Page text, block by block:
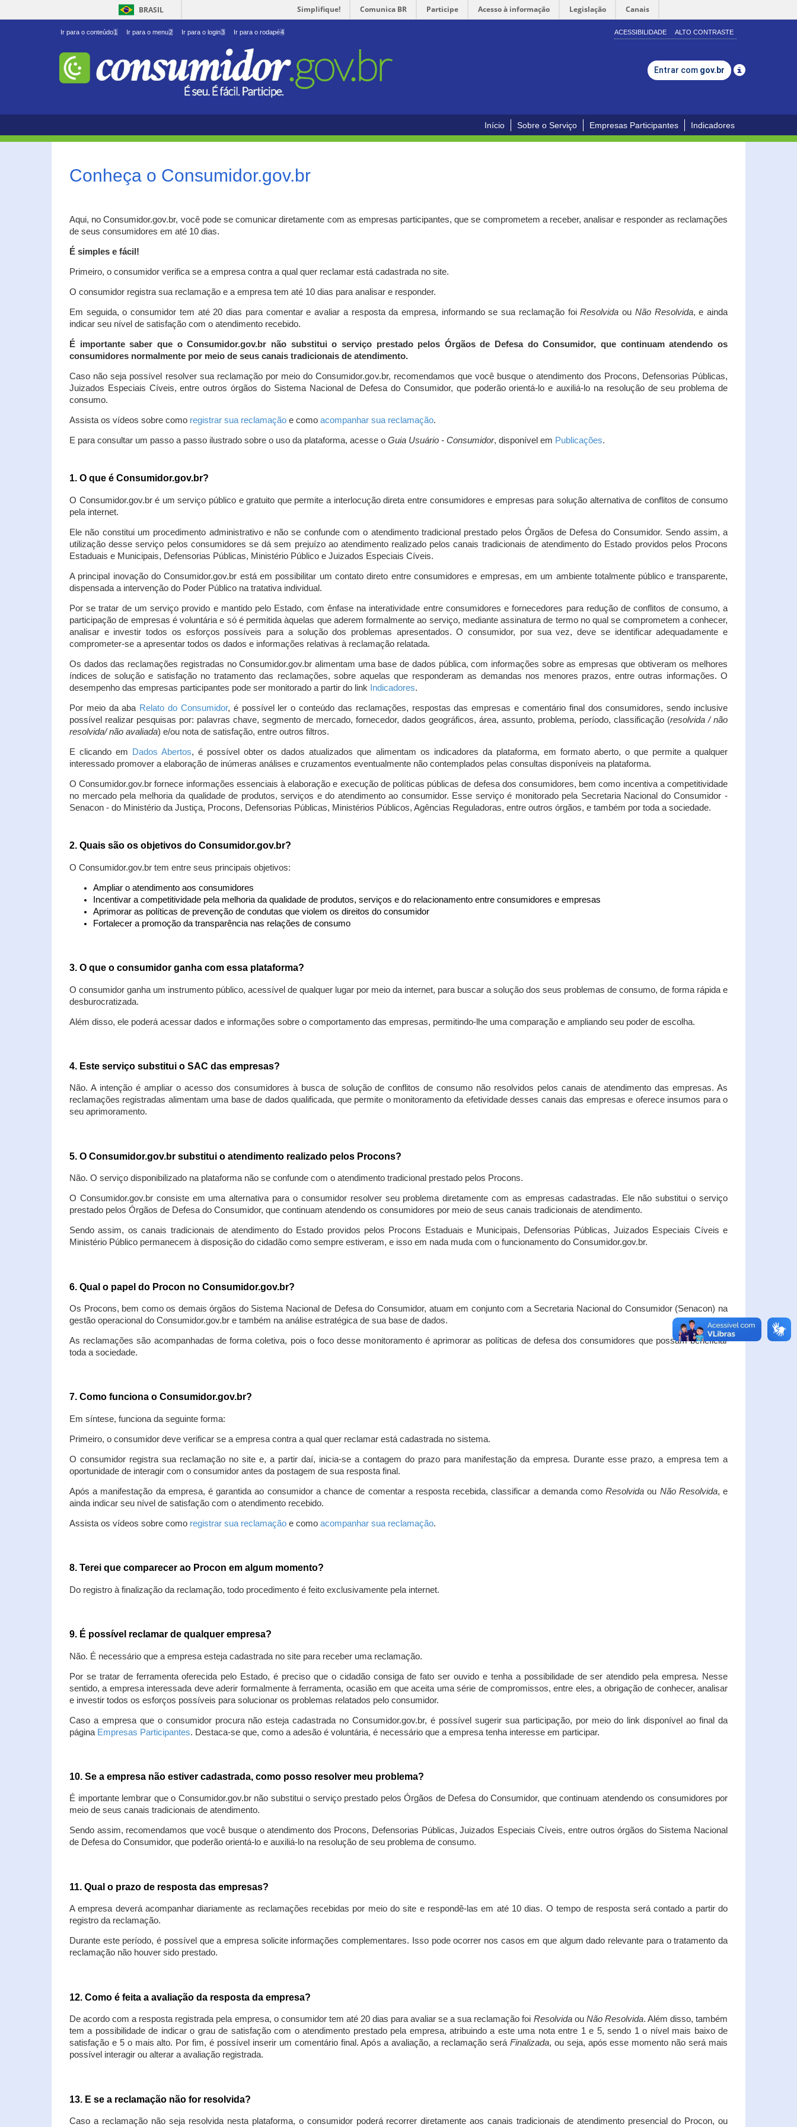
BRASIL Simplifique! Comunica BR Participe Acesso à informação Legislação Canais
Ir para o conteúdo1 Ir para o menu2 Ir para o login3 Ir para o rodapé4 ACESSIBILIDADE ALTO CONTRASTE
Entrar com gov.br
Início Sobre o Serviço Empresas Participantes Indicadores
Conheça o Consumidor.gov.br
Aqui, no Consumidor.gov.br, você pode se comunicar diretamente com as empresas participantes, que se comprometem a receber, analisar e responder as reclamações
de seus consumidores em até 10 dias.
É simples e fácil!
Primeiro, o consumidor verifica se a empresa contra a qual quer reclamar está cadastrada no site.
O consumidor registra sua reclamação e a empresa tem até 10 dias para analisar e responder.
Em seguida, o consumidor tem até 20 dias para comentar e avaliar a resposta da empresa, informando se sua reclamação foiResolvida ou Não Resolvida, e ainda
indicar seu nível de satisfação com o atendimento recebido.
É importante saber que o Consumidor.gov.br não substitui o serviço prestado pelos Órgãos de Defesa do Consumidor, que continuam atendendo os
consumidores normalmente por meio de seus canais tradicionais de atendimento.
Caso não seja possível resolver sua reclamação por meio do Consumidor.gov.br, recomendamos que você busque o atendimento dos Procons, Defensorias Públicas,
Juizados Especiais Cíveis, entre outros órgãos do Sistema Nacional de Defesa do Consumidor, que poderão orientá-lo e auxiliá-lo na resolução de seu problema de
consumo.
Assista os vídeos sobre como registrar sua reclamação e como acompanhar sua reclamação.
E para consultar um passo a passo ilustrado sobre o uso da plataforma, acesse o Guia Usuário - Consumidor, disponível em Publicações.
1. O que é Consumidor.gov.br?
O Consumidor.gov.br é um serviço público e gratuito que permite a interlocução direta entre consumidores e empresas para solução alternativa de conflitos de consumo
pela internet.
Ele não constitui um procedimento administrativo e não se confunde com o atendimento tradicional prestado pelos Órgãos de Defesa do Consumidor. Sendo assim, a
utilização desse serviço pelos consumidores se dá sem prejuízo ao atendimento realizado pelos canais tradicionais de atendimento do Estado providos pelos Procons
Estaduais e Municipais, Defensorias Públicas, Ministério Público e Juizados Especiais Cíveis.
A principal inovação do Consumidor.gov.br está em possibilitar um contato direto entre consumidores e empresas, em um ambiente totalmente público e transparente,
dispensada a intervenção do Poder Público na tratativa individual.
Por se tratar de um serviço provido e mantido pelo Estado, com ênfase na interatividade entre consumidores e fornecedores para redução de conflitos de consumo, a
participação de empresas é voluntária e só é permitida àquelas que aderem formalmente ao serviço, mediante assinatura de termo no qual se comprometem a conhecer,
analisar e investir todos os esforços possíveis para a solução dos problemas apresentados. O consumidor, por sua vez, deve se identificar adequadamente e
comprometer-se a apresentar todos os dados e informações relativas à reclamação relatada.
Os dados das reclamações registradas no Consumidor.gov.br alimentam uma base de dados pública, com informações sobre as empresas que obtiveram os melhores
índices de solução e satisfação no tratamento das reclamações, sobre aquelas que responderam as demandas nos menores prazos, entre outras informações. O
desempenho das empresas participantes pode ser monitorado a partir do link
Indicadores.
Por meio da aba Relato do Consumidor, é possível ler o conteúdo das reclamações, respostas das empresas e comentário final dos consumidores, sendo inclusive
possível realizar pesquisas por: palavras chave, segmento de mercado, fornecedor, dados geográficos, área, assunto, problema, período, classificação (resolvida / não
resolvida/ não avaliada) e/ou nota de satisfação, entre outros filtros.
E clicando em Dados Abertos, é possível obter os dados atualizados que alimentam os indicadores da plataforma, em formato aberto, o que permite a qualquer
interessado promover a elaboração de inúmeras análises e cruzamentos eventualmente não contemplados pelas consultas disponíveis na plataforma.
O Consumidor.gov.br fornece informações essenciais à elaboração e execução de políticas públicas de defesa dos consumidores, bem como incentiva a competitividade
no mercado pela melhoria da qualidade de produtos, serviços e do atendimento ao consumidor. Esse serviço é monitorado pela Secretaria Nacional do Consumidor -
Senacon - do Ministério da Justiça, Procons, Defensorias Públicas, Ministérios Públicos, Agências Reguladoras, entre outros órgãos, e também por toda a sociedade.
2. Quais são os objetivos do Consumidor.gov.br?
O Consumidor.gov.br tem entre seus principais objetivos:
Ampliar o atendimento aos consumidores
Incentivar a competitividade pela melhoria da qualidade de produtos, serviços e do relacionamento entre consumidores e empresas
Aprimorar as políticas de prevenção de condutas que violem os direitos do consumidor
Fortalecer a promoção da transparência nas relações de consumo
3. O que o consumidor ganha com essa plataforma?
O consumidor ganha um instrumento público, acessível de qualquer lugar por meio da internet, para buscar a solução dos seus problemas de consumo, de forma rápida e
desburocratizada.
Além disso, ele poderá acessar dados e informações sobre o comportamento das empresas, permitindo-lhe uma comparação e ampliando seu poder de escolha.
4. Este serviço substitui o SAC das empresas?
Não. A intenção é ampliar o acesso dos consumidores à busca de solução de conflitos de consumo não resolvidos pelos canais de atendimento das empresas. As
reclamações registradas alimentam uma base de dados qualificada, que permite o monitoramento da efetividade desses canais das empresas e oferece insumos para o
seu aprimoramento.
5. O Consumidor.gov.br substitui o atendimento realizado pelos Procons?
Não. O serviço disponibilizado na plataforma não se confunde com o atendimento tradicional prestado pelos Procons.
O Consumidor.gov.br consiste em uma alternativa para o consumidor resolver seu problema diretamente com as empresas cadastradas. Ele não substitui o serviço
prestado pelos Órgãos de Defesa do Consumidor, que continuam atendendo os consumidores por meio de seus canais tradicionais de atendimento.
Sendo assim, os canais tradicionais de atendimento do Estado providos pelos Procons Estaduais e Municipais, Defensorias Públicas, Juizados Especiais Cíveis e
Ministério Público permanecem à disposição do cidadão como sempre estiveram, e isso em nada muda com o funcionamento do Consumidor.gov.br.
6. Qual o papel do Procon no Consumidor.gov.br?
Os Procons, bem como os demais órgãos do Sistema Nacional de Defesa do Consumidor, atuam em conjunto com a Secretaria Nacional do Consumidor (Senacon) na
gestão operacional do Consumidor.gov.br e também na análise estratégica de sua base de dados.
As reclamações são acompanhadas de forma coletiva, pois o foco desse monitoramento é aprimorar as políticas de defesa dos consumidores que possam beneficiar
toda a sociedade.
7. Como funciona o Consumidor.gov.br?
Em síntese, funciona da seguinte forma:
Primeiro, o consumidor deve verificar se a empresa contra a qual quer reclamar está cadastrada no sistema.
O consumidor registra sua reclamação no site e, a partir daí, inicia-se a contagem do prazo para manifestação da empresa. Durante esse prazo, a empresa tem a
oportunidade de interagir com o consumidor antes da postagem de sua resposta final.
Após a manifestação da empresa, é garantida ao consumidor a chance de comentar a resposta recebida, classificar a demanda comoResolvida ou Não Resolvida, e
ainda indicar seu nível de satisfação com o atendimento recebido.
Assista os vídeos sobre como registrar sua reclamação e como acompanhar sua reclamação.
8. Terei que comparecer ao Procon em algum momento?
Do registro à finalização da reclamação, todo procedimento é feito exclusivamente pela internet.
9. É possível reclamar de qualquer empresa?
Não. É necessário que a empresa esteja cadastrada no site para receber uma reclamação.
Por se tratar de ferramenta oferecida pelo Estado, é preciso que o cidadão consiga de fato ser ouvido e tenha a possibilidade de ser atendido pela empresa. Nesse
sentido, a empresa interessada deve aderir formalmente à ferramenta, ocasião em que aceita uma série de compromissos, entre eles, a obrigação de conhecer, analisar
e investir todos os esforços possíveis para solucionar os problemas relatados pelo consumidor.
Caso a empresa que o consumidor procura não esteja cadastrada no Consumidor.gov.br, é possível sugerir sua participação, por meio do link disponível ao final da
página Empresas Participantes. Destaca-se que, como a adesão é voluntária, é necessário que a empresa tenha interesse em participar.
10. Se a empresa não estiver cadastrada, como posso resolver meu problema?
É importante lembrar que o Consumidor.gov.br não substitui o serviço prestado pelos Órgãos de Defesa do Consumidor, que continuam atendendo os consumidores por
meio de seus canais tradicionais de atendimento.
Sendo assim, recomendamos que você busque o atendimento dos Procons, Defensorias Públicas, Juizados Especiais Cíveis, entre outros órgãos do Sistema Nacional
de Defesa do Consumidor, que poderão orientá-lo e auxiliá-lo na resolução de seu problema de consumo.
11. Qual o prazo de resposta das empresas?
A empresa deverá acompanhar diariamente as reclamações recebidas por meio do site e respondê-las em até 10 dias. O tempo de resposta será contado a partir do
registro da reclamação.
Durante este período, é possível que a empresa solicite informações complementares. Isso pode ocorrer nos casos em que algum dado relevante para o tratamento da
reclamação não houver sido prestado.
12. Como é feita a avaliação da resposta da empresa?
De acordo com a resposta registrada pela empresa, o consumidor tem até 20 dias para avaliar se a sua reclamação foi Resolvidaou Não Resolvida. Além disso, também
tem a possibilidade de indicar o grau de satisfação com o atendimento prestado pela empresa, atribuindo a este uma nota entre 1 e 5, sendo 1 o nível mais baixo de
satisfação e 5 o mais alto. Por fim, é possível inserir um comentário final. Após a avaliação, a reclamação será Finalizada, ou seja, após esse momento não será mais
possível interagir ou alterar a avaliação registrada.
13. E se a reclamação não for resolvida?
Caso a reclamação não seja resolvida nesta plataforma, o consumidor poderá recorrer diretamente aos canais tradicionais de atendimento presencial do Procon, ou